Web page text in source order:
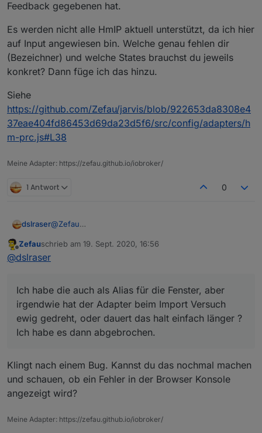
Lampen funktioniert im vollem Umfang.👍
Bei den Fenstern (bei mir HMIP) ist es schon etwas
mehr geklicke, weil beim Import fast nur unrech
Fenster dazu bauen.
Feedback gegebenen hat.
Es werden nicht alle HmIP aktuell unterstützt, da ich hier
auf Input angewiesen bin. Welche genau fehlen dir
(Bezeichner) und welche States brauchst du jeweils
konkret? Dann füge ich das hinzu.
Siehe
https://github.com/Zefau/jarvis/blob/922653da8308e4
37eae404fd86453d69da23d5f6/src/config/adapters/h
m-prc.js#L38
Meine Adapter: https://zefau.github.io/iobroker/
1 Antwort 0
dslraser@Zefau
wirklich viel drinn.
Lampen funktioniert im vollem Umfang.👍
Beispiel bei mir
Offline
Zefauschrieb am 19. Sept. 2020, 16:56
zuletzt editiert von
@dslraser
Ich habe die auch als Alias für die Fenster, aber
irgendwie hat der Adapter beim Import Versuch
ewig gedreht, oder dauert das halt einfach länger ?
Ich habe es dann abgebrochen.
Klingt nach einem Bug. Kannst du das nochmal machen
und schauen, ob ein Fehler in der Browser Konsole
angezeigt wird?
Meine Adapter: https://zefau.github.io/iobroker/